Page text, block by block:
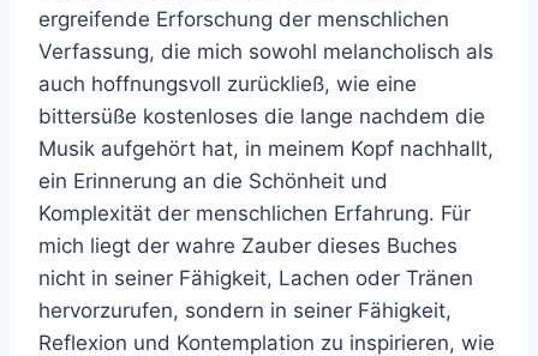
ergreifende Erforschung der menschlichen
Verfassung, die mich sowohl melancholisch als
auch hoffnungsvoll zurückließ, wie eine
bittersüße kostenloses die lange nachdem die
Musik aufgehört hat, in meinem Kopf nachhallt,
ein Erinnerung an die Schönheit und
Komplexität der menschlichen Erfahrung. Für
mich liegt der wahre Zauber dieses Buches
nicht in seiner Fähigkeit, Lachen oder Tränen
hervorzurufen, sondern in seiner Fähigkeit,
Reflexion und Kontemplation zu inspirieren, wie